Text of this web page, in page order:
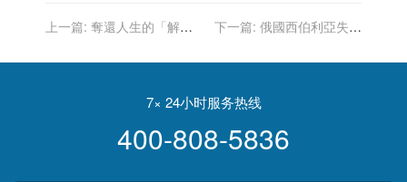
上一篇: 奪還人生的「解救
自救證詞
下一篇: 俄國西伯利亞失聯
7× 24小时服务热线
400-808-5836